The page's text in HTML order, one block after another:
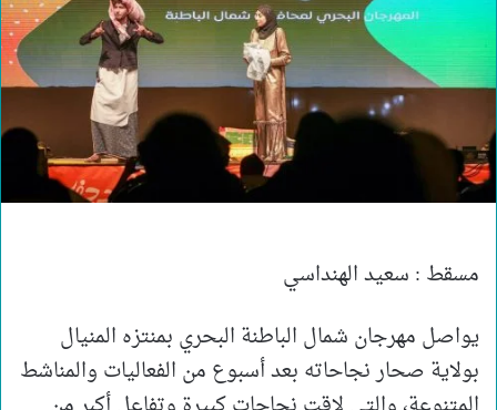
مسقط : سعيد الهنداسي
يواصل مهرجان شمال الباطنة البحري بمنتزه المنيال
بولاية صحار نجاحاته بعد أسبوع من الفعاليات والمناشط